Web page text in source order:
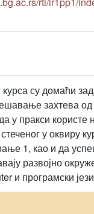
су домаћи
захтева од
у пракси користе
у оквиру
1, као и да
развојно
и програмски